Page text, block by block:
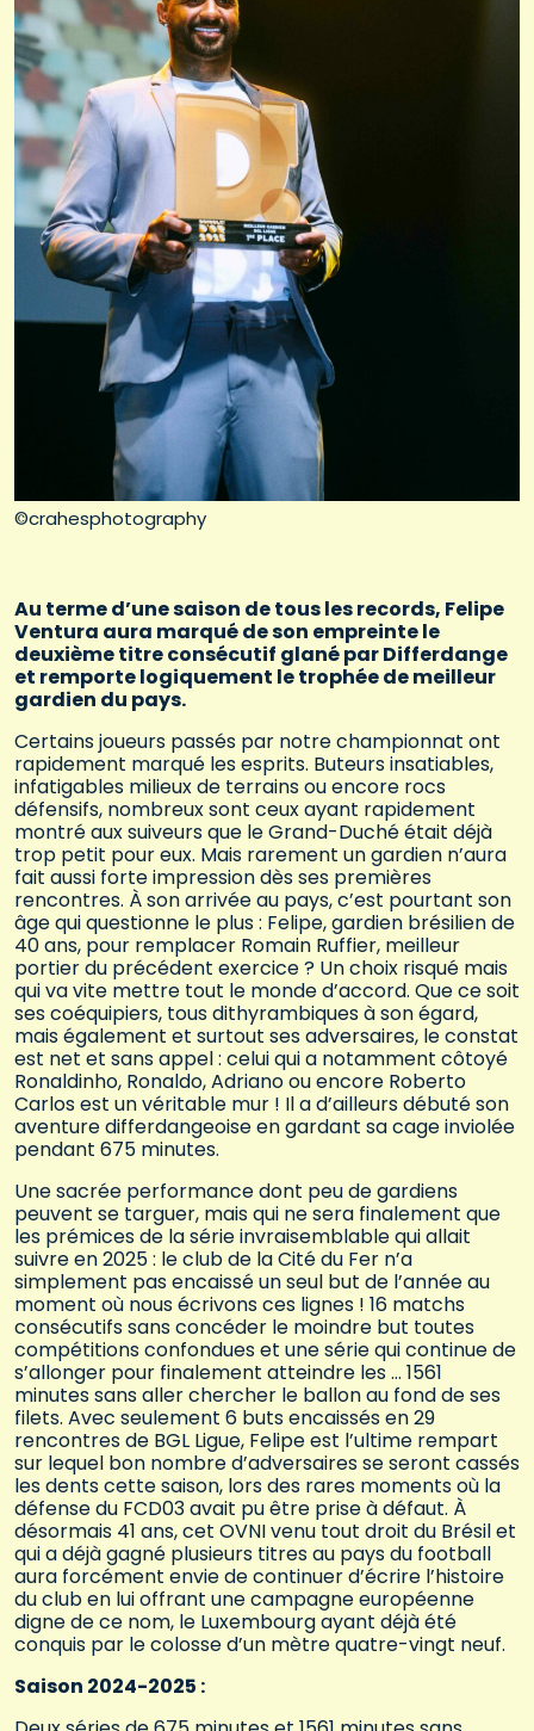
©crahesphotography
Au terme d’une saison de tous les records, Felipe
Ventura aura marqué de son empreinte le
deuxième titre consécutif glané par Differdange
et remporte logiquement le trophée de meilleur
gardien du pays.
Certains joueurs passés par notre championnat ont
rapidement marqué les esprits. Buteurs insatiables,
infatigables milieux de terrains ou encore rocs
défensifs, nombreux sont ceux ayant rapidement
montré aux suiveurs que le Grand-Duché était déjà
trop petit pour eux. Mais rarement un gardien n’aura
fait aussi forte impression dès ses premières
rencontres. À son arrivée au pays, c’est pourtant son
âge qui questionne le plus : Felipe, gardien brésilien de
40 ans, pour remplacer Romain Ruffier, meilleur
portier du précédent exercice ? Un choix risqué mais
qui va vite mettre tout le monde d’accord. Que ce soit
ses coéquipiers, tous dithyrambiques à son égard,
mais également et surtout ses adversaires, le constat
est net et sans appel : celui qui a notamment côtoyé
Ronaldinho, Ronaldo, Adriano ou encore Roberto
Carlos est un véritable mur ! Il a d’ailleurs débuté son
aventure differdangeoise en gardant sa cage inviolée
pendant 675 minutes.
Une sacrée performance dont peu de gardiens
peuvent se targuer, mais qui ne sera finalement que
les prémices de la série invraisemblable qui allait
suivre en 2025 : le club de la Cité du Fer n’a
simplement pas encaissé un seul but de l’année au
moment où nous écrivons ces lignes ! 16 matchs
consécutifs sans concéder le moindre but toutes
compétitions confondues et une série qui continue de
s’allonger pour finalement atteindre les … 1561
minutes sans aller chercher le ballon au fond de ses
filets. Avec seulement 6 buts encaissés en 29
rencontres de BGL Ligue, Felipe est l’ultime rempart
sur lequel bon nombre d’adversaires se seront cassés
les dents cette saison, lors des rares moments où la
défense du FCD03 avait pu être prise à défaut. À
désormais 41 ans, cet OVNI venu tout droit du Brésil et
qui a déjà gagné plusieurs titres au pays du football
aura forcément envie de continuer d’écrire l’histoire
du club en lui offrant une campagne européenne
digne de ce nom, le Luxembourg ayant déjà été
conquis par le colosse d’un mètre quatre-vingt neuf.
Saison 2024-2025 :